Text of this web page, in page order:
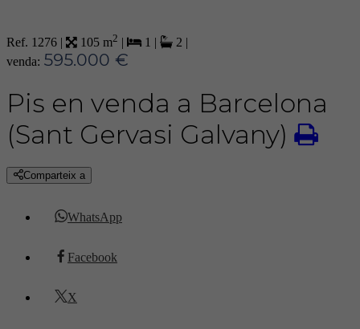
Ref. 1276 105 m2 | 1 | 2 |
venda: 595.000 €
Pis en venda a Barcelona
(Sant Gervasi Galvany)
Comparteix a
WhatsApp
Facebook
X